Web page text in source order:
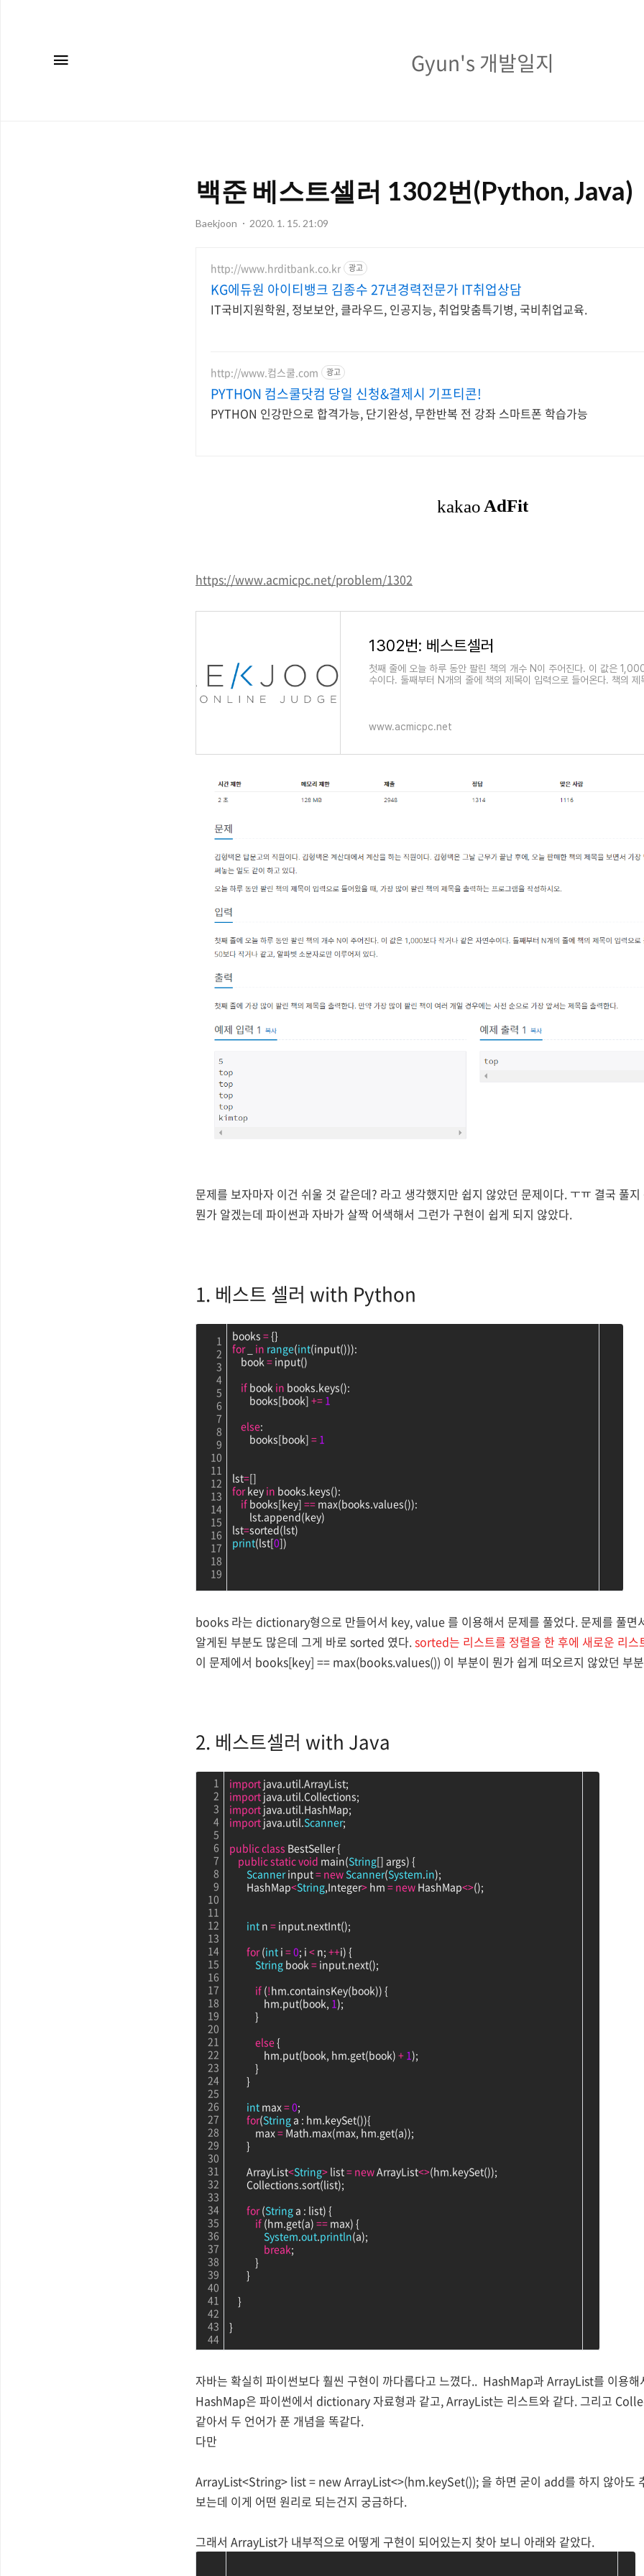
개
Gyun's 개발일지
백준 베스트셀러 1302번(Python, Java)
Baekjoon 2020. 1. 15. 21:09
http://www.hrditbank.co.kr 광고
KG에듀원 아이티뱅크 김종수 27년경력전문가 IT취업상담
IT국비지원학원, 정보보안, 클라우드, 인공지능, 취업맞춤특기병, 국비취업교육.
http://www.컴스쿨.com 광고
PYTHON 컴스쿨닷컴 당일 신청&결제시 기프티콘!
PYTHON 인강만으로 합격가능, 단기완성, 무한반복 전 강좌 스마트폰 학습가능
https://www.acmicpc.net/problem/1302
1302번: 베스트셀러
첫째 줄에 오늘 하루 동안 팔린 책의 개수 N이 주어진다. 이 값은
수이다. 둘째부터 N개의 줄에 책의 제목이 입력으로 들어온다. 책의
www.acmicpc.net
문제를 보자마자 이건 쉬울 것 같은데? 라고 생각했지만 쉽지 않았던 문제이다. ㅜㅠ 결국 풀
뭔가 알겠는데 파이썬과 자바가 살짝 어색해서 그런가 구현이 쉽게 되지 않았다.
1. 베스트 셀러 with Python
1
2
3
4
5
6
7
8
9
10
11
12
13
14
15
16
17
18
19
books = {}
for _ in range(int(input())):
book = input()
if book in books.keys():
books[book] += 1
else:
books[book] = 1
lst=[]
for key in books.keys():
if books[key] == max(books.values()):
lst.append(key)
lst=sorted(lst)
print(lst[0])
books 라는 dictionary형으로 만들어서 key, value 를 이용해서 문제를 풀었다. 문제를 풀면
알게된 부분도 많은데 그게 바로 sorted 였다.sorted는 리스트를 정렬을 한 후에 새로운 리스
이 문제에서 books[key] == max(books.values()) 이 부분이 뭔가 쉽게 떠오르지 않았던 부
2. 베스트셀러 with Java
1
2
3
4
5
6
7
8
9
10
11
12
13
14
15
16
17
18
19
20
21
22
23
24
25
26
27
28
29
30
31
32
33
34
35
36
37
38
39
40
41
42
43
44
import java.util.ArrayList;
import java.util.Collections;
import java.util.HashMap;
import java.util.Scanner;
publicclass BestSeller {
publicstaticvoid main(String[] args) {
Scanner input = new Scanner(System.in);
HashMap<String,Integer> hm = new HashMap<>();
int n = input.nextInt();
for (int i =0; i < n; ++i) {
String book = input.next();
if (!hm.containsKey(book)) {
hm.put(book, 1);
}
else {
hm.put(book, hm.get(book) + 1);
}
}
int max =0;
for(String a : hm.keySet()){
max = Math.max(max, hm.get(a));
}
ArrayList<String> list = new ArrayList<>(hm.keySet());
Collections.sort(list);
for (String a : list) {
if (hm.get(a) == max) {
System.out.println(a);
break;
}
}
}
}
자바는 확실히 파이썬보다 훨씬 구현이 까다롭다고 느꼈다.. HashMap과 ArrayList를 이용
HashMap은 파이썬에서 dictionary 자료형과 같고, ArrayList는 리스트와 같다. 그리고
같아서 두 언어가 푼 개념을 똑같다.
다만
ArrayList<String> list = new ArrayList<>(hm.keySet()); 을 하면 굳이 add를 하지 않아도
보는데 이게 어떤 원리로 되는건지 궁금하다.
그래서 ArrayList가 내부적으로 어떻게 구현이 되어있는지 찾아 보니 아래와 같았다.